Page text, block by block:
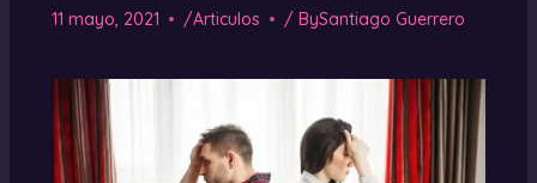
11 mayo, 2021 /Articulos / BySantiago Guerrero